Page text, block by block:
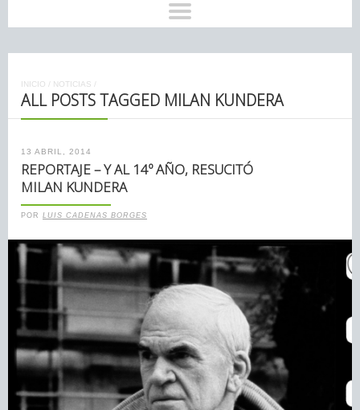
INICIO / NOTICIAS /
ALL POSTS TAGGED MILAN KUNDERA
13 ABRIL, 2014
REPORTAJE – Y AL 14º AÑO, RESUCITÓ
MILAN KUNDERA
POR LUIS CADENAS BORGES